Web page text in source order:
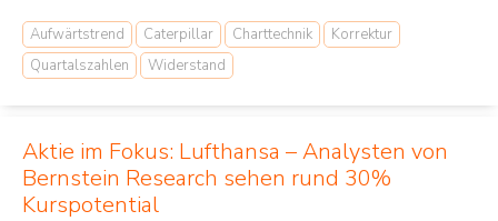
Aufwärtstrend Caterpillar Charttechnik
Korrektur
Quartalszahlen
Widerstand
Aktie im Fokus: Lufthansa – Analysten von
Bernstein Research sehen rund 30%
Kurspotential